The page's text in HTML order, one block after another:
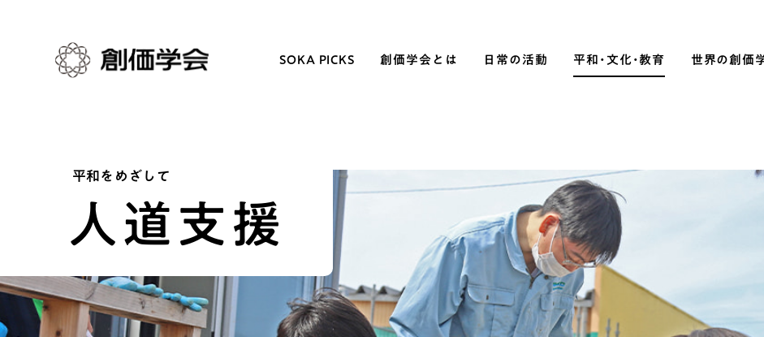
SOKA PICKS 創価学会とは 日常の活動 平和・文化・教育 世界の創価
創価学会とは
人間革命
自他共の幸福
御本尊
聖典
日蓮大聖人の仏法（教学入門）
学会永遠の五指針
朝晩の祈り（勤行・唱題）
仏法を語る
主な行事
平和・文化・教育
「平和の文化」を構築
核兵器の廃絶に向け連帯を拡大
「人権文化」「ジェンダー平等」を
促進
「持続可能な開発目標（SDGs）」の
取り組み
SOKA
平和をめざして
人道支援